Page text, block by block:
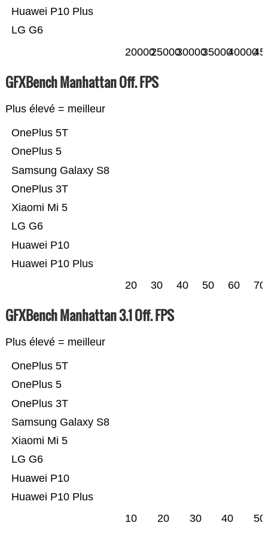
LG G6
Huawei P10 Plus
2000025000300003500040000
GFXBench Manhattan Off. FPS
Plus élevé = meilleur
Huawei P10 Plus
Huawei P10
LG G6
Xiaomi Mi 5
OnePlus 3T
Samsung Galaxy S8
OnePlus 5
OnePlus 5T
20 30 40 50 60 70
GFXBench Manhattan 3.1 Off. FPS
Plus élevé = meilleur
Huawei P10 Plus
Huawei P10
LG G6
Xiaomi Mi 5
Samsung Galaxy S8
OnePlus 3T
OnePlus 5
OnePlus 5T
10 20 30 40 50